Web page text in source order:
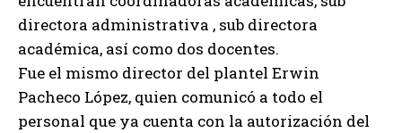
directora administrativa , sub directora
académica, así como dos docentes.
Fue el mismo director del plantel Erwin
Pacheco López, quien comunicó a todo el
personal que ya cuenta con la autorización del